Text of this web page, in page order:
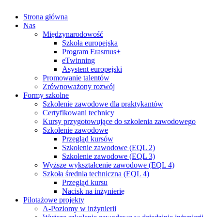
Strona główna
Nas
Międzynarodowość
Szkoła europejska
Program Erasmus+
eTwinning
Asystent europejski
Promowanie talentów
Zrównoważony rozwój
Formy szkolne
Szkolenie zawodowe dla praktykantów
Certyfikowani technicy
Kursy przygotowujące do szkolenia zawodowego
Szkolenie zawodowe
Przegląd kursów
Szkolenie zawodowe (EQL 2)
Szkolenie zawodowe (EQL 3)
Wyższe wykształcenie zawodowe (EQL 4)
Szkoła średnia techniczna (EQL 4)
Przegląd kursu
Nacisk na inżynierię
Pilotażowe projekty
A-Poziomy w inżynierii